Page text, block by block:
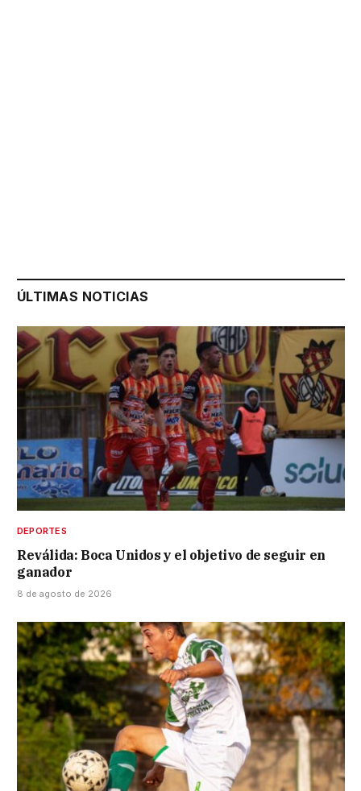
ÚLTIMAS NOTICIAS
DEPORTES
Reválida: Boca Unidos y el objetivo de seguir en
ganador
8 de agosto de 2026